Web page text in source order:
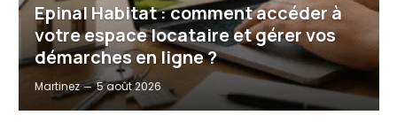
Epinal Habitat : comment accéder à
votre espace locataire et gérer vos
démarches en ligne ?
Martinez 5 août 2026